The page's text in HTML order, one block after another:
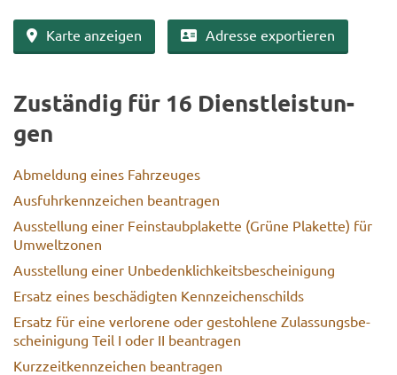
Karte an­zei­gen Adres­se ex­por­tie­ren
Zu­stän­dig für 16 Dienst­leis­tun­
gen
Ab­mel­dung eines Fahr­zeu­ges
Aus­fuhr­kenn­zei­chen be­an­tra­gen
Aus­stel­lung einer Fein­staub­pla­ket­te (Grüne Pla­ket­te) für
Um­welt­zo­nen
Aus­stel­lung einer Un­be­denk­lich­keits­be­schei­ni­gung
Er­satz eines be­schä­dig­ten Kenn­zei­chen­schilds
Er­satz für eine ver­lo­re­ne oder ge­stoh­le­ne Zu­las­sungs­be­
schei­ni­gung Teil I oder II be­an­tra­gen
Kurz­zeit­kenn­zei­chen be­an­tra­gen